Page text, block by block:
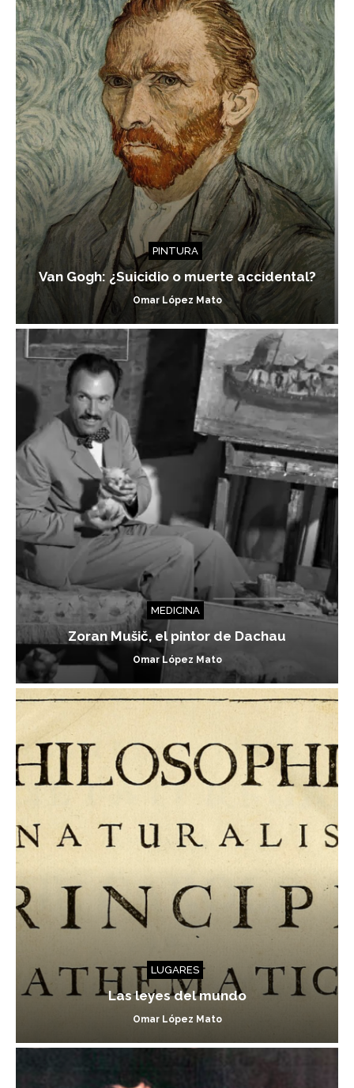
PINTURA
Van Gogh: ¿Suicidio o muerte accidental?
Omar López Mato
MEDICINA
Zoran Mušič, el pintor de Dachau
Omar López Mato
LUGARES
Las leyes del mundo
Omar López Mato